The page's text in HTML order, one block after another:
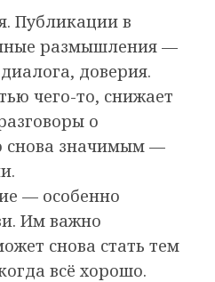
Публикации в
размышления —
доверия.
чего-то, снижает
о
снова значимым —
— особенно
Им важно
снова стать тем
всё хорошо.